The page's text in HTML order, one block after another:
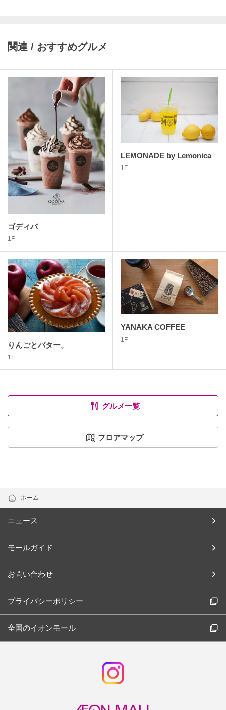
関連 / おすすめグルメ
ゴディバ
1F
LEMONADE by Lemonica
1F
りんごとバター。
1F
YANAKA COFFEE
1F
グルメ一覧
フロアマップ
ホーム
ニュース
モールガイド
お問い合わせ
プライバシーポリシー
全国のイオンモール